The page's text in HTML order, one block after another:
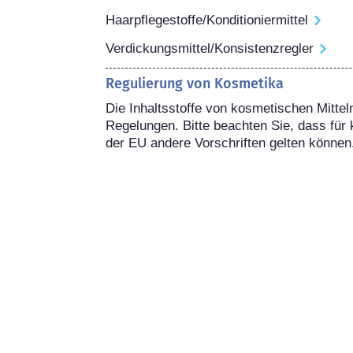
Haarpflegestoffe/Konditioniermittel
Verdickungsmittel/Konsistenzregler
Regulierung von Kosmetika
Die Inhaltsstoffe von kosmetischen
Regelungen. Bitte beachten Sie, dass
der EU andere Vorschriften gelten